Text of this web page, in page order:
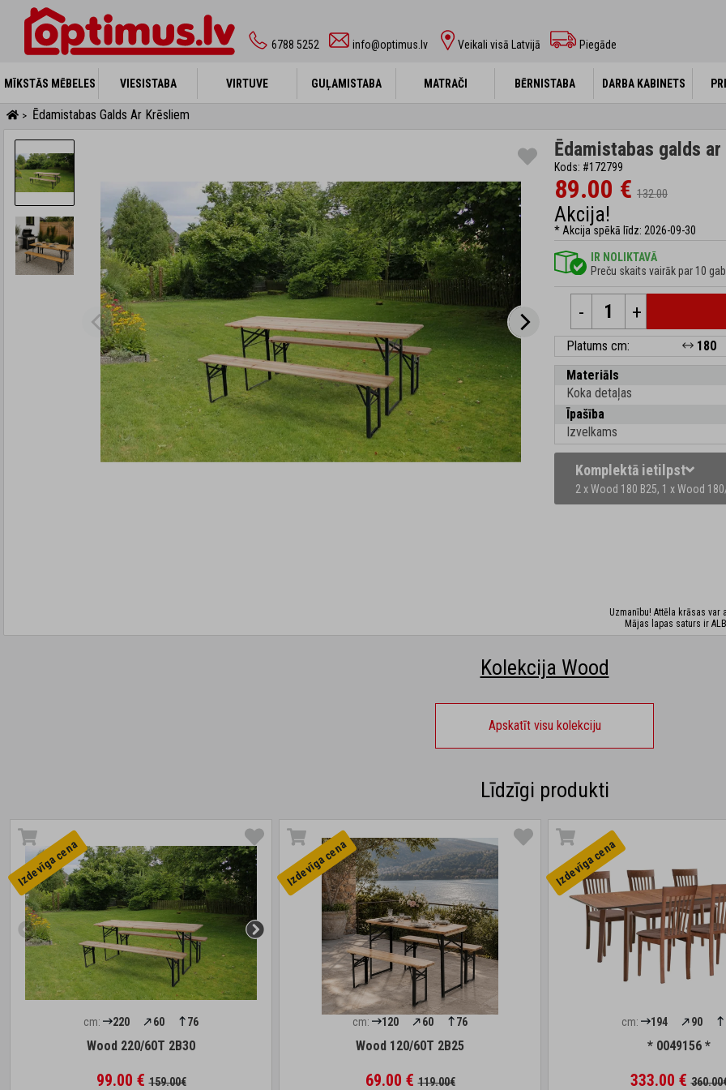
6788 5252 info@optimus.lv Veikali visā Latvijā Piegāde
MĪKSTĀS MĒBELES VIESISTABA VIRTUVE GUĻAMISTABA MATRAČI BĒRNISTABA DARBA KABINETS
MĪKSTĀS MĒBELES VIESISTABA VIRTUVE GUĻAMISTABA MATRAČI BĒRNISTABA DARBA KABINETS
> Ēdamistabas Galds Ar Krēsliem
Ēdamistabas galds
Kods: #172799
89.00 € 132.00
Akcija!
* Akcija spēkā līdz: 2026-09-30
IR NOLIKTAVĀ
Preču skaits vairāk par 10
- +
Platums cm:
180
Materiāls
Koka detaļas
Īpašība
Izvelkams
Komplektā ietilpst
2 x Wood 180 B25, 1 x Wood
Uzmanību! Attēla krāsas
Mājas lapas saturs ir
Kolekcija Wood
Apskatīt visu kolekciju
Līdzīgi produkti
Izdevīga cena
cm: 220 60 76
Wood 220/60T 2B30
99.00 €159.00€
Izdevīga cena
cm: 120 60 76
Wood 120/60T 2B25
69.00 €119.00€
Izdevīga cena
cm: 194 90
* 0049156 *
333.00 €